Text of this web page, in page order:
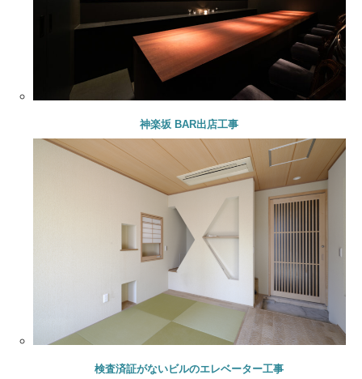
神楽坂 BAR出店工事
検査済証がないビルのエレベーター工事